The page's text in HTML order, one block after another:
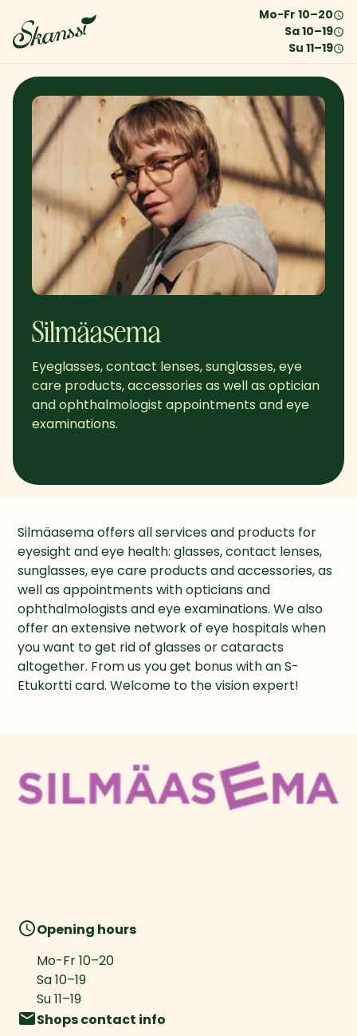
Mo-Fr 10–20
Sa10–19
Su 11–19
Silmäasema
Eyeglasses, contact lenses, sunglasses, eye
care products, accessories as well as optician
and ophthalmologist appointments and eye
examinations.
Silmäasema offers all services and products for
eyesight and eye health: glasses, contact lenses,
sunglasses, eye care products and accessories, as
well as appointments with opticians and
ophthalmologists and eye examinations. We also
offer an extensive network of eye hospitals when
you want to get rid of glasses or cataracts
altogether. From us you get bonus with an S-
Etukortti card. Welcome to the vision expert!
Opening hours
Mo-Fr10–20
Sa10–19
Su11–19
Shops contact info